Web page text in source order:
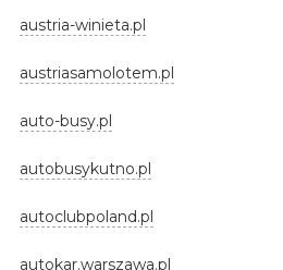
austria-winieta.pl
austriasamolotem.pl
auto-busy.pl
autobusykutno.pl
autoclubpoland.pl
autokar.warszawa.pl